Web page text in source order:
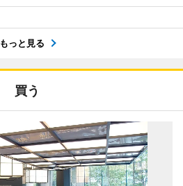
もっと見る
買う